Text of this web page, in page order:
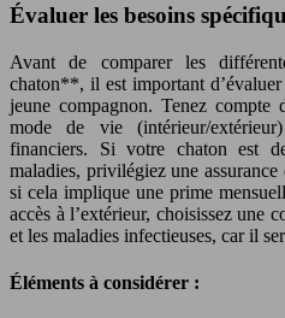
Évaluer les besoins
Avant de comparer les
chaton**, il est important
jeune compagnon. Tenez
mode de vie (intérieur/
financiers. Si votre chaton est
maladies, privilégiez une
si cela implique une prime
accès à l’extérieur, choisissez une
et les maladies infectieuses, car il
Éléments à considérer :